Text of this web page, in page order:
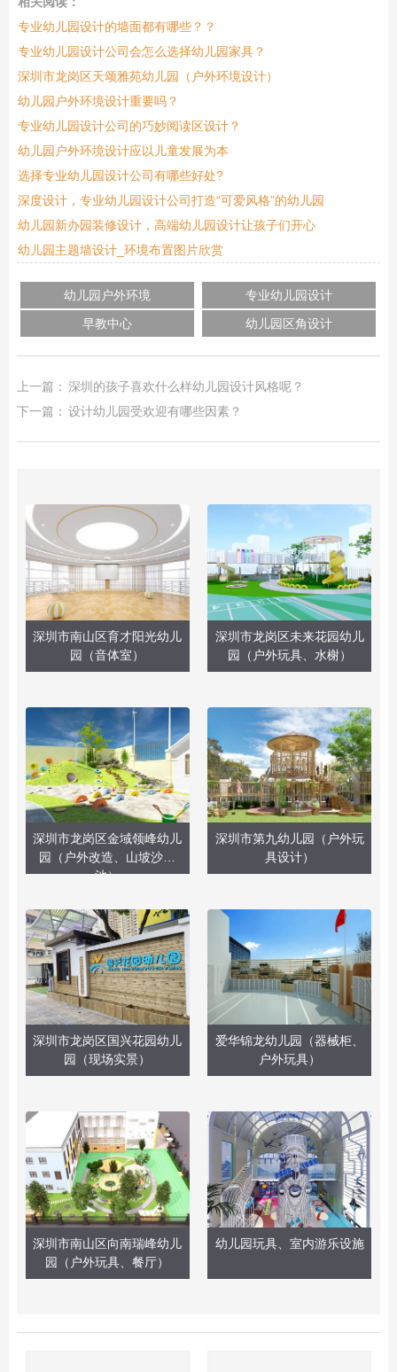
专业幼儿园设计的墙面都有哪些？？
专业幼儿园设计公司会怎么选择幼儿园家具？
深圳市龙岗区天颂雅苑幼儿园（户外环境设计）
幼儿园户外环境设计重要吗？
专业幼儿园设计公司的巧妙阅读区设计？
幼儿园户外环境设计应以儿童发展为本
选择专业幼儿园设计公司有哪些好处?
深度设计，专业幼儿园设计公司打造“可爱风格”的幼儿园
幼儿园新办园装修设计，高端幼儿园设计让孩子们开心
幼儿园主题墙设计_环境布置图片欣赏
幼儿园户外环境
专业幼儿园设计
早教中心
幼儿园区角设计
上一篇： 深圳的孩子喜欢什么样幼儿园设计风格呢？
下一篇： 设计幼儿园受欢迎有哪些因素？
深圳市南山区育才阳光幼儿
园（音体室）
深圳市龙岗区未来花园幼儿
园（户外玩具、水榭）
深圳市龙岗区金域领峰幼儿
园（户外改造、山坡沙水
池）
深圳市第九幼儿园（户外玩
具设计）
深圳市龙岗区国兴花园幼儿
园（现场实景）
爱华锦龙幼儿园（器械柜、
户外玩具）
深圳市南山区向南瑞峰幼儿
园（户外玩具、餐厅）
幼儿园玩具、室内游乐设施